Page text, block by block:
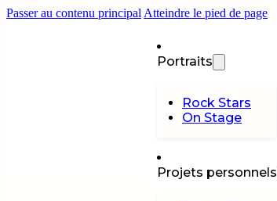
Passer au contenu principal Atteindre le pied de page
Portraits
Rock Stars
On Stage
Projets personnels